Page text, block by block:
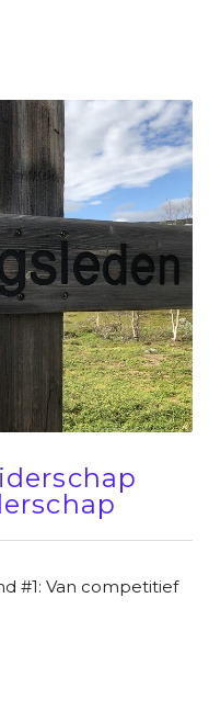
#1: Van competitief